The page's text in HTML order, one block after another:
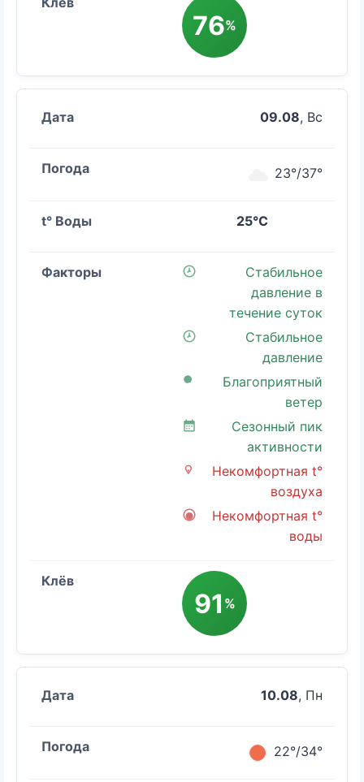
76%
09.08, Вс
23°/37°
25°C
Стабильное
давление в
течение суток
Стабильное
давление
Благоприятный
ветер
Сезонный пик
активности
Некомфортная t°
воздуха
Некомфортная t°
воды
91 %
10.08, Пн
22°/34°